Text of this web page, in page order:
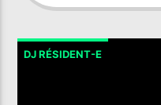
Masoud Fouladi
communauté de la
DJ RÉSIDENT-E